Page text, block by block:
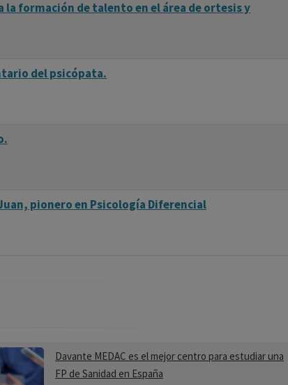
la formación de talento en el área de ortesis y
del psicópata.
pionero en Psicología Diferencial
Davante MEDAC es el mejor centro para estudiar una
FP de Sanidad en España